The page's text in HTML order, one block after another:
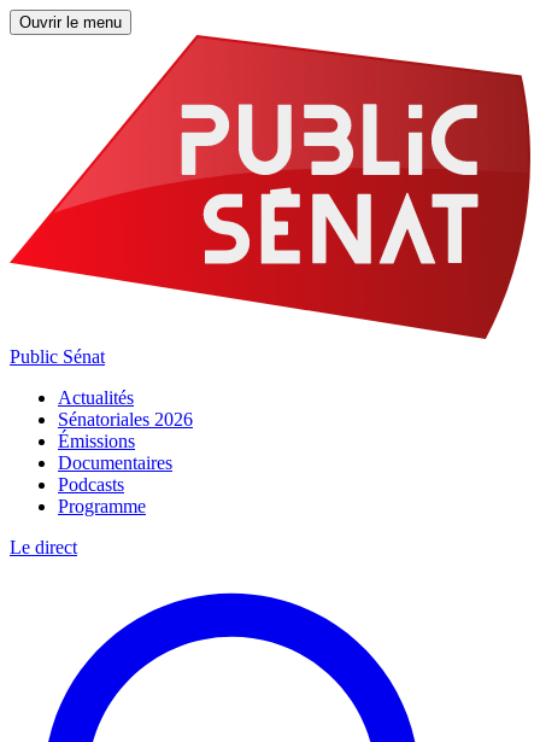
Ouvrir le menu
Public Sénat
Actualités
Sénatoriales 2026
Émissions
Documentaires
Podcasts
Programme
Le direct